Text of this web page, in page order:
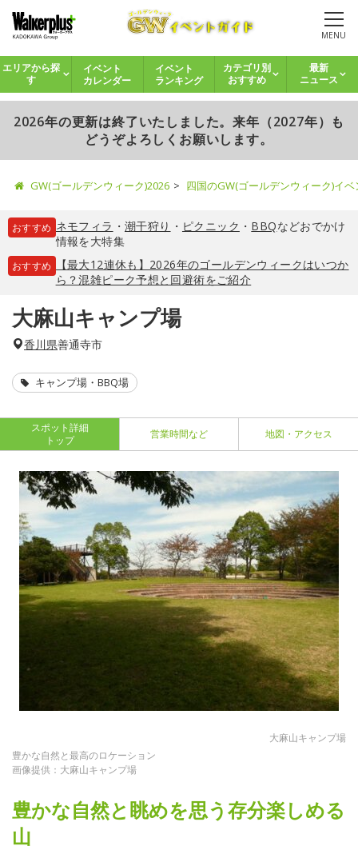
MENU
エリアから探
す
イベント
カレンダー
イベント
ランキング
カテゴリ別
おすすめ
最新
ニュース
2026年の更新は終了いたしました。来年（2027年）も
どうぞよろしくお願いします。
GW(ゴールデンウィーク)2026 四国のGW(ゴールデンウィーク)イ
おすすめ ネモフィラ ・ 潮干狩り ・ ピクニック ・ BBQなどおでかけ
情報を大特集
おすすめ
【最大12連休も】2026年のゴールデンウィークはいつか
ら？混雑ピーク予想と回避術をご紹介
大麻山キャンプ場
香川県善通寺市
キャンプ場・BBQ場
スポット詳細
トップ
営業時間など 地図・アクセス
大麻山キャンプ場
豊かな自然と最高のロケーション
画像提供：大麻山キャンプ場
豊かな自然と眺めを思う存分楽しめる
山